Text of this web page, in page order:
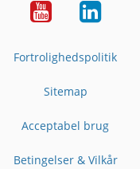
YouTubeLinkedIn
Fortrolighedspolitik
Sitemap
Acceptabel brug
Betingelser & Vilkår